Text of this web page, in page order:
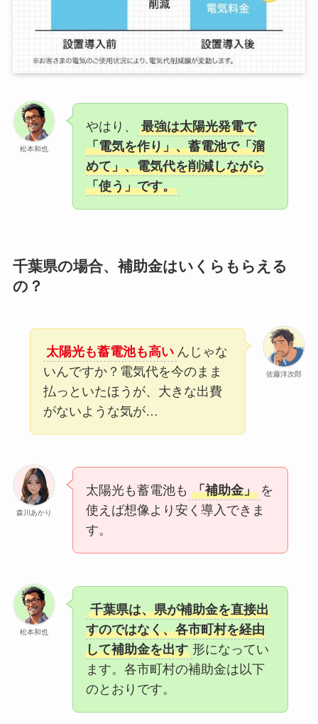
松本和也
やはり、
最強は太陽光発電で
「電気を作り」、蓄電池で「溜
めて」、電気代を削減しながら
「使う」です。
千葉県の場合、補助金はいくらもらえる
の？
佐藤洋次郎
太陽光も蓄電池も高い んじゃな
いんですか？電気代を今のまま
払っといたほうが、大きな出費
がないような気が…
森川あかり
太陽光も蓄電池も 「補助金」 を
使えば想像より安く導入できま
す。
松本和也
千葉県は、県が補助金を直接出
すのではなく、各市町村を経由
して補助金を出す 形になってい
ます。各市町村の補助金は以下
のとおりです。